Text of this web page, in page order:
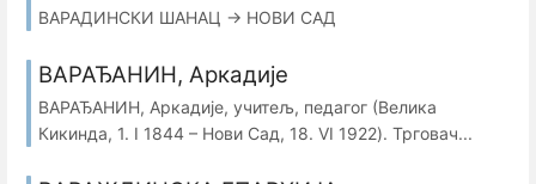
ВАРАДИНСКИ ШАНАЦ → НОВИ САД
ВАРАЂАНИН, Аркадије
ВАРАЂАНИН, Аркадије, учитељ, педагог (Велика
Кикинда, 1. I 1844 – Нови Сад, 18. VI 1922). Трговач...